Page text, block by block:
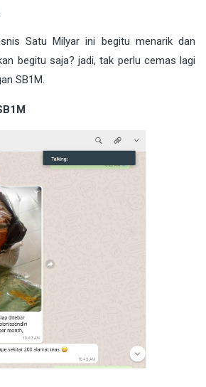
Satu Milyar ini begitu menarik dan
begitu saja? jadi, tak perlu cemas lagi
SB1M.